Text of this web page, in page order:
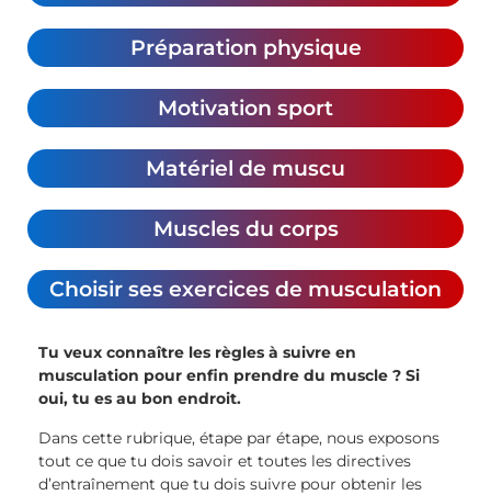
Préparation physique
Motivation sport
Matériel de muscu
Muscles du corps
Choisir ses exercices de musculation
Tu veux connaître les règles à suivre en
musculation pour enfin prendre du muscle ? Si
oui, tu es au bon endroit.
Dans cette rubrique, étape par étape, nous exposons
tout ce que tu dois savoir et toutes les directives
d’entraînement que tu dois suivre pour obtenir les